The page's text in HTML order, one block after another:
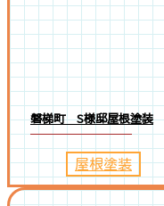
磐梯町 S様邸屋根塗装
屋根塗装